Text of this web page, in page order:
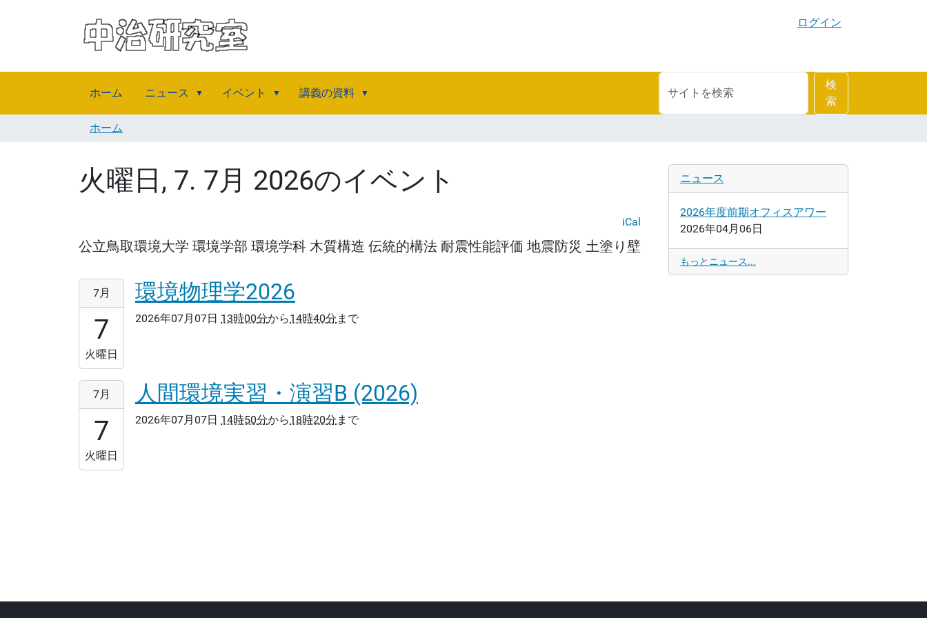
ログイン
ホーム ニュース イベント 講義の資料
サ
イ
ト
検
索
詳
細
検
ホーム
火曜日, 7. 7月 2026のイベント
iCal
公立鳥取環境大学 環境学部 環境学科 木質構造 伝統的構法 耐震性能評価 地震防災 土塗り壁
2026-
07T13:00:00+09:00
2026-
07-
07T14:40:00+09:00
7月
7
火曜日
環境物理学2026
2026年07月07日 13時00分から14時40分 まで
2026-
07T14:50:00+09:00
2026-
07-
07T18:20:00+09:00
7月
7
火曜日
人間環境実習・演習B (2026)
2026年07月07日 14時50分から18時20分 まで
ニュース
2026年度前期オフィスアワー
2026年04月06日
もっとニュース...